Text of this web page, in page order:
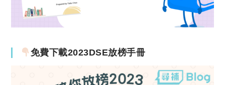
免費下載2023DSE放榜手冊